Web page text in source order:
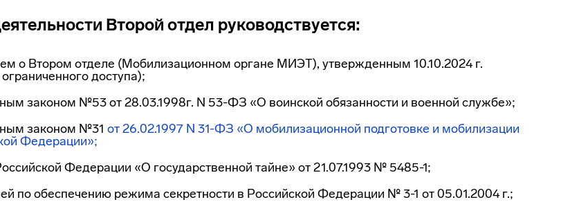
Второй отдел руководствуется:
о Втором отделе (Мобилизационном органе МИЭТ), утвержденным 10.10.2024 г.
доступа);
законом №53 от 28.03.1998г. N 53-ФЗ «О воинской обязанности и военной службе»;
законом №31 от 26.02.1997 N 31-ФЗ «О мобилизационной подготовке и мобилизации
Федерации»;
Федерации «О государственной тайне» от 21.07.1993 № 5485-1;
по обеспечению режима секретности в Российской Федерации № 3-1 от 05.01.2004 г.;